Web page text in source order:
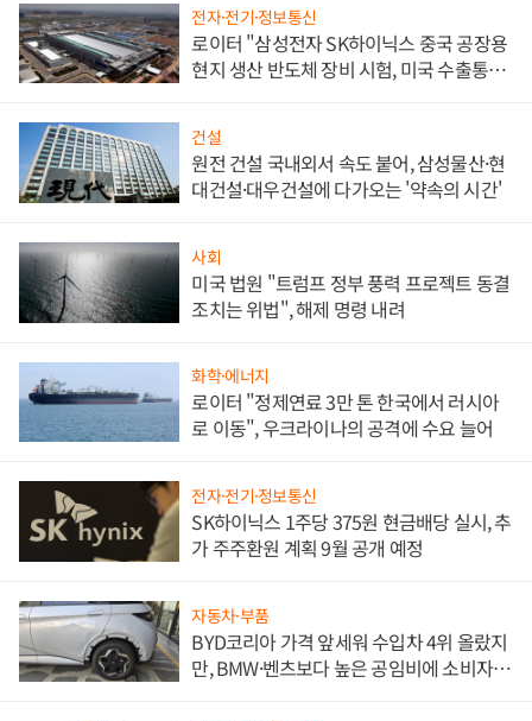
전자·전기·정보통신
로이터 "삼성전자 SK하이닉스 중국 공장용
현지 생산 반도체 장비 시험, 미국 수출통제
건설
원전 건설 국내외서 속도 붙어, 삼성물산·현
대건설·대우건설에 다가오는 '약속의 시간'
사회
미국 법원 "트럼프 정부 풍력 프로젝트 동결
조치는 위법", 해제 명령 내려
화학·에너지
로이터 "정제연료 3만 톤 한국에서 러시아
로 이동", 우크라이나의 공격에 수요 늘어
전자·전기·정보통신
SK하이닉스 1주당 375원 현금배당 실시, 추
가 주주환원 계획 9월 공개 예정
자동차·부품
BYD코리아 가격 앞세워 수입차 4위 올랐지
만, BMW·벤츠보다 높은 공임비에 소비자